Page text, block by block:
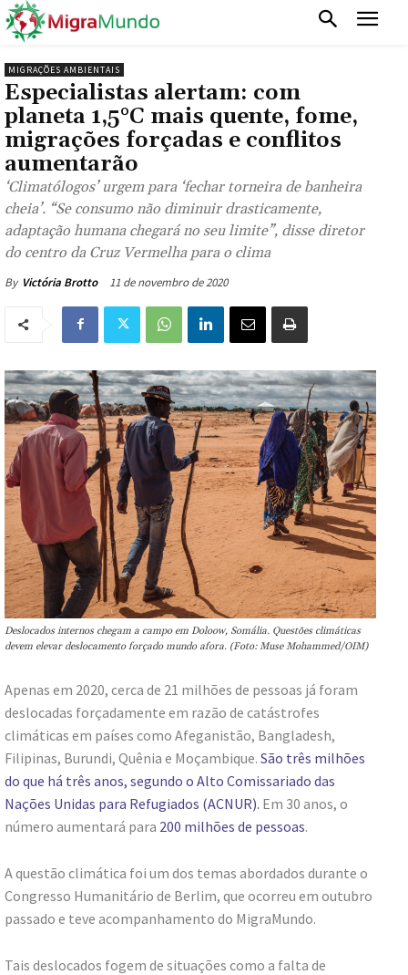
MIGRAÇÕES AMBIENTAIS
Especialistas alertam: com
planeta 1,5°C mais quente, fome,
migrações forçadas e conflitos
aumentarão
‘Climatólogos’ urgem para ‘fechar torneira de banheira
cheia’. “Se consumo não diminuir drasticamente,
adaptação humana chegará no seu limite”, disse diretor
do centro da Cruz Vermelha para o clima
By Victória Brotto 11 de novembro de 2020
Deslocados internos chegam a campo em Doloow, Somália. Questões climáticas
devem elevar deslocamento forçado mundo afora. (Foto: Muse Mohammed/OIM)
Apenas em 2020, cerca de 21 milhões de pessoas já foram
deslocadas forçadamente em razão de catástrofes
climáticas em países como Afeganistão, Bangladesh,
Filipinas, Burundi, Quênia e Moçambique. São três milhões
do que há três anos, segundo o Alto Comissariado das
Nações Unidas para Refugiados (ACNUR). Em 30 anos, o
número aumentará para 200 milhões de pessoas.
A questão climática foi um dos temas abordados durante o
Congresso Humanitário de Berlim, que ocorreu em outubro
passado e teve acompanhamento do MigraMundo.
Tais deslocados fogem de situações como a falta de